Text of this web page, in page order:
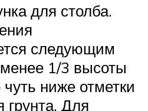
для столба.
следующим
1/3 высоты
ниже отметки
грунта. Для